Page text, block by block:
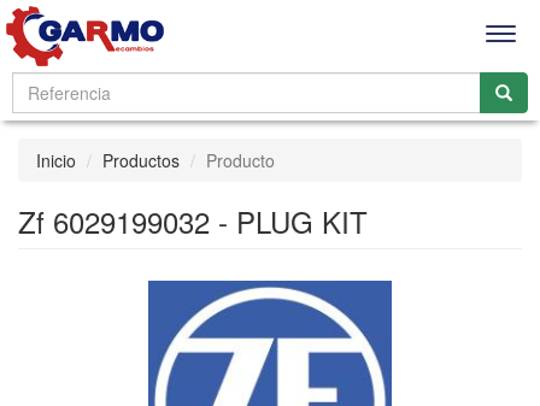
Inicio Productos Producto
Zf 6029199032 - PLUG KIT